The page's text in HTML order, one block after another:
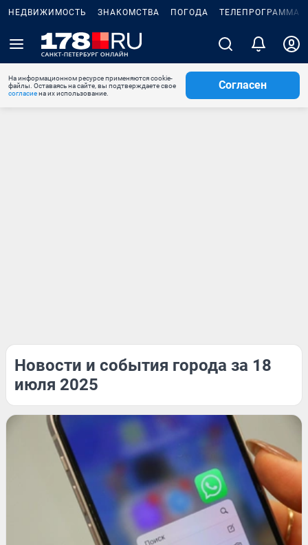
НЕДВИЖИМОСТЬ ЗНАКОМСТВА ПОГОДА ТЕЛЕПРОГРАММА
На информационном ресурсе применяются cookie-
файлы. Оставаясь на сайте, вы подтверждаете свое
согласиена их использование.
Согласен
Новости и события города за 18
июля 2025